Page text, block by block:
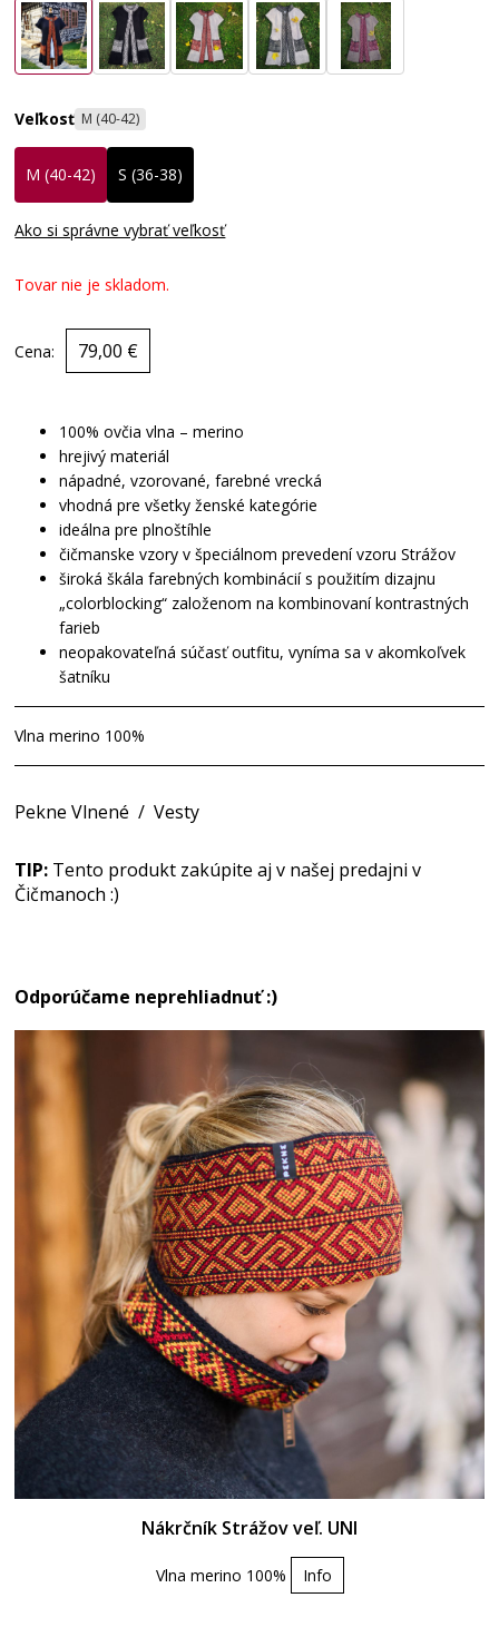
Veľkosť M (40-42)
M (40-42) S (36-38)
Ako si správne vybrať veľkosť
Tovar nie je skladom.
Cena: 79,00 €
100% ovčia vlna – merino
hrejivý materiál
nápadné, vzorované, farebné vrecká
vhodná pre všetky ženské kategórie
ideálna pre plnoštíhle
čičmanske vzory v špeciálnom prevedení vzoru Strážov
široká škála farebných kombinácií s použitím dizajnu
„colorblocking“ založenom na kombinovaní kontrastných
farieb
neopakovateľná súčasť outfitu, vyníma sa v akomkoľvek
šatníku
Vlna merino 100%
Pekne Vlnené /Vesty
TIP: Tento produkt zakúpite aj v našej predajni v
Čičmanoch :)
Odporúčame neprehliadnuť :)
Nákrčník Strážov veľ. UNI
Vlna merino 100% Info